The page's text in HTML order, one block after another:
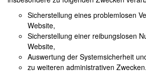
Sicherstellung eines problemlosen
Website,
Sicherstellung einer reibungslosen
Website,
Auswertung der Systemsicherheit
zu weiteren administrativen Zwecken.